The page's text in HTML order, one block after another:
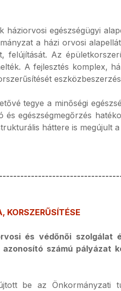
egészségügyi
a házi orvosi
Az
A fejlesztés komplex,
tegye a minőségi
egészségmegőrzés
háttere is megújult
KORSZERŰSÍTÉSE
és védőnői szolgálat
azonosító számú
be az Önkormányzati